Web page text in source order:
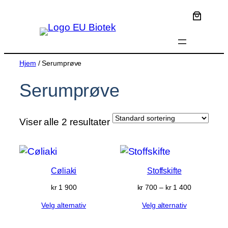
Hjem / Serumprøve
Serumprøve
Viser alle 2 resultater
Cøliaki
kr1 900
Velg alternativ
Stoffskifte
kr 700 – kr1 400
Velg alternativ